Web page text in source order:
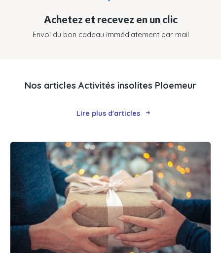
Achetez et recevez en un clic
Envoi du bon cadeau immédiatement par mail
Nos articles Activités insolites Ploemeur
Lire plus d'articles